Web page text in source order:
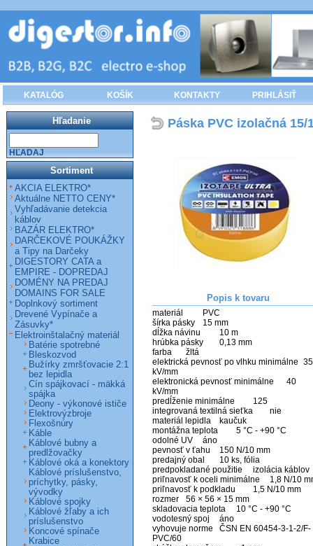
KATALÓG KOŠÍK KONTAKTY PRIHLÁSIŤ
Páska PVC izolačná 15/
Popis k tovaru
materiál 	PVC
šírka pásky 	15 mm
dĺžka návinu 	10 m
hrúbka pásky 	0,13 mm
farba 	žltá
elektrická pevnosť po vlhku minimálne 	35
kV/mm
elektronická pevnosť minimálne 	40
kV/mm
predĺženie minimálne 	125
integrovaná textilná sieťka 	nie
materiál lepidla 	kaučuk
montážna teplota 	5 °C - +90 °C
odolné UV 	áno
pevnosť v ťahu 	150 N/10 mm
predajný obal 	10 ks, fólia
predpokladané použitie 	izolácia káblov
priľnavosť k oceli minimálne 	1,8 N/10 mm
priľnavosť k podkladu 	1,5 N/10 mm
rozmer 	56 × 56 × 15 mm
skladovacia teplota 	10 °C - +90 °C
vodotesný spoj 	áno
vyhovuje norme 	ČSN EN 60454-3-1-2/F-
PVC/60
Hľadanie
HĽADAJ
Sortiment
AKCIA ELEKTRO*
Aktuálne NETTO CENY*
Vyhľadávanie detekcia
káblov
BAZÁR ELEKTRO*
DARČEKOVÉ POUKÁŽKY
a Tipy na Darčeky
DIGESTORY CATA a
EMPIRE - DOPREDAJ
DOMÉNY NA PREDAJ
DOMAINS FOR SALE
Doplnkový sortiment
Drevené Vypínače a
Zásuvky*
Elektroinštalačný materiál
Batérie spotrebné
Bleskozvod
Bužírky zmršťovacie 2:1
bez lepidla
Cín spájkovací - mäkká
spájka
Deony - výkonové ističe
Elektrovýzbroje
Flexošnúry
Káble
Káblové bubny a
predlžovačky
Káblové oká a konektory
Káblové príslušenstvo,
príchytky, pásky,
vývodky
Káblové spojky
Káblové žľaby a ich
príslušenstvo
Koncové spínače
Krabice